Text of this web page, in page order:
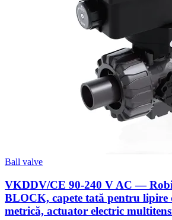
Ball valve
VKDDV/CE 90-240 V AC —
BLOCK, capete tată pentru lipire
metrică, actuator electric